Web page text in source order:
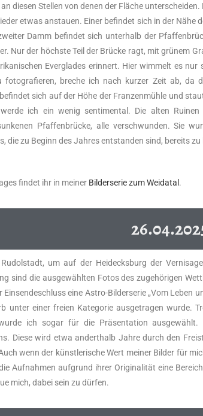
diesen Stellen von denen der Fläche
etwas anstauen. Einer befindet sich in der Nähe
Damm befindet sich unterhalb der
Nur der höchste Teil der Brücke ragt, mit grünem
Everglades erinnert. Hier wimmelt es nur
fotografieren, breche ich nach kurzer Zeit ab, da
sich auf der Höhe der Franzenmühle und
ich ein wenig sentimental. Die alten
Pfaffenbrücke, alle verschwunden. Sie
die zu Beginn des Jahres entstanden sind, bereits
findet ihr in meiner Bilderserie zum Weidatal .
um auf der Heidecksburg der
sind die ausgewählten Fotos des zugehörigen
eine Astro-Bilderserie „Vom Leben
unter einer freien Kategorie ausgetragen wurde.
ich sogar für die Präsentation
Diese wird etwa anderthalb Jahre durch den
wenn der künstlerische Wert meiner Bilder für
Aufnahmen aufgrund ihrer Originalität eine
mich, dabei sein zu dürfen.